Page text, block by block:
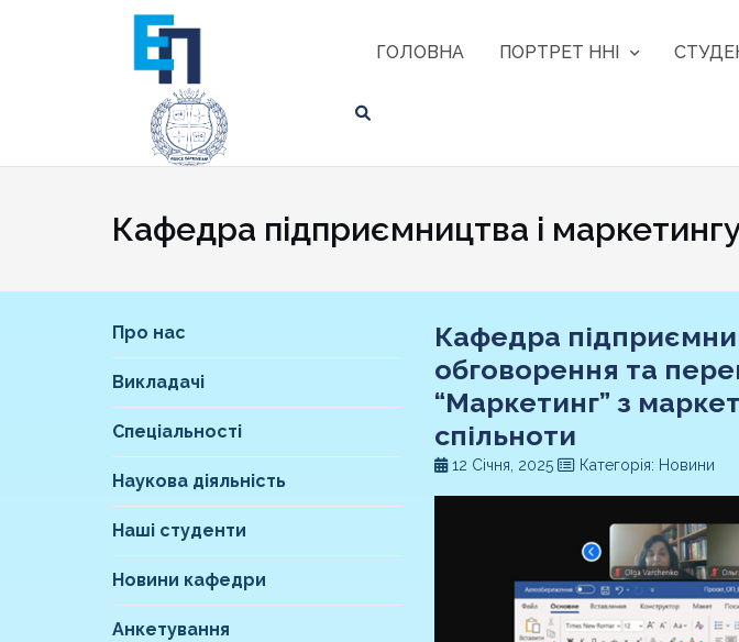
ГОЛОВНА ПОРТРЕТ ННІ
Кафедра підприємництва і
Про нас
Викладачі
Спеціальності
Наукова діяльність
Наші студенти
Новини кафедри
Анкетування
Кафедра
обговорення та
“Маркетинг” з
спільноти
12 Січня, 2025 Категорія: Новини